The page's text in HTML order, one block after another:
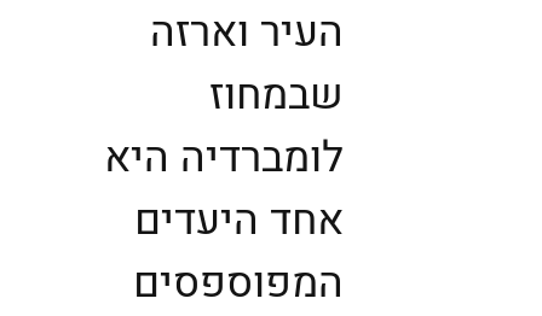
העיר וארזה
שבמחוז
לומברדיה היא
אחד היעדים
המפוספסים